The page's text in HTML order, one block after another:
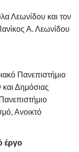
Λεωνίδου και τον
Α. Λεωνίδου
Πανεπιστήμιο
Δημόσιας
Ανοικτό
έργο